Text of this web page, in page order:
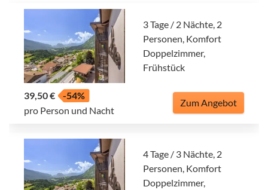
3 Tage / 2 Nächte, 2
Personen, Komfort
Doppelzimmer,
Frühstück
39,50 €
-54%
pro Person und Nacht
Zum Angebot
4 Tage / 3 Nächte, 2
Personen, Komfort
Doppelzimmer,